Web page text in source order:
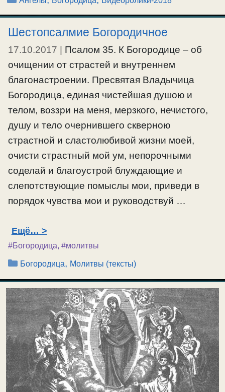
Шестопсалмие Богородичное
17.10.2017
Псалом 35. К Богородице – об
очищении от страстей и внутреннем
благонастроении. Пресвятая Владычица
Богородица, единая чистейшая душою и
телом, воззри на меня, мерзкого, нечистого,
душу и тело очернившего скверною
страстной и сластолюбивой жизни моей,
очисти страстный мой ум, непорочными
соделай и благоустрой блуждающие и
слепотствующие помыслы мои, приведи в
порядок чувства мои и руководствуй …
Ещё…
#Богородица, #молитвы
Рубрики
Богородица, Молитвы (тексты)